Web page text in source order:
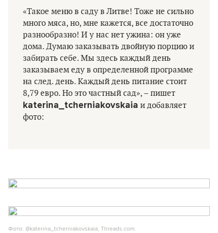
«Такое меню в саду в Литве! Тоже не сильно
много мяса, но, мне кажется, все достаточно
разнообразно! И у нас нет ужина: он уже
дома. Думаю заказывать двойную порцию и
забирать себе. Мы здесь каждый день
заказываем еду в определенной программе
на след. день. Каждый день питание стоит
8,79 евро. Но это частный сад», – пишет
katerina_tcherniakovskaia и добавляет
фото:
Фото: @katerina_tcherniakovskaia, Threads.com.